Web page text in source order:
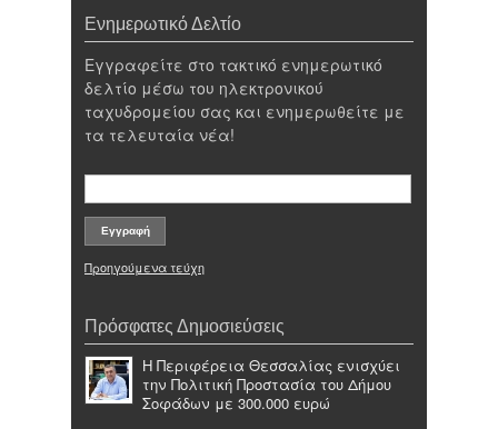
Ενημερωτικό Δελτίο
Εγγραφείτε στο τακτικό ενημερωτικό
δελτίο μέσω του ηλεκτρονικού
ταχυδρομείου σας και ενημερωθείτε με
τα τελευταία νέα!
Προηγούμενα τεύχη
Πρόσφατες Δημοσιεύσεις
Η Περιφέρεια Θεσσαλίας ενισχύει
την Πολιτική Προστασία του Δήμου
Σοφάδων με 300.000 ευρώ